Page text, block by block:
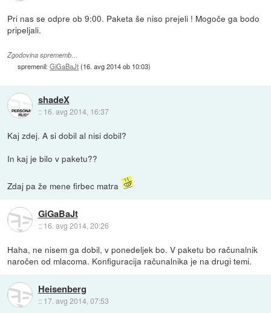
Pri nas se odpre ob 9:00. Paketa še niso prejeli ! Mogoče ga bodo
pripeljali.
Zgodovina sprememb…
spremenil:GiGaBaJt(16. avg 2014 ob 10:03)
shadeX
:: 16. avg 2014, 16:37
Kaj zdej. A si dobil al nisi dobil?
In kaj je bilo v paketu??
Zdaj pa že mene firbec matra
GiGaBaJt
:: 16. avg 2014, 20:26
Haha, ne nisem ga dobil, v ponedeljek bo. V paketu bo računalnik
naročen od mlacoma. Konfiguracija računalnika je na drugi temi.
Heisenberg
:: 17. avg 2014, 07:53